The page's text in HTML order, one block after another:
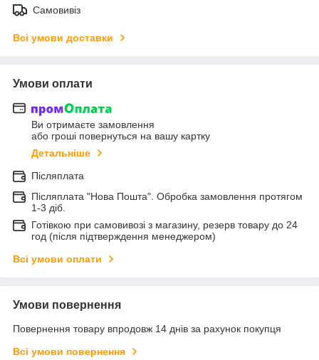
Самовивіз
Всі умови доставки
Умови оплати
Ви отримаєте замовлення
або гроші повернуться на вашу картку
Детальніше
Післяплата
Післяплата "Нова Пошта". Обробка замовлення протягом
1-3 діб.
Готівкою при самовивозі з магазину, резерв товару до 24
год (після підтверждення менеджером)
Всі умови оплати
Умови повернення
Повернення товару впродовж 14 днів за рахунок покупця
Всі умови повернення